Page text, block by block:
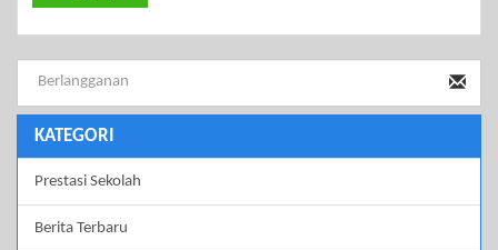
KATEGORI
Prestasi Sekolah
Berita Terbaru